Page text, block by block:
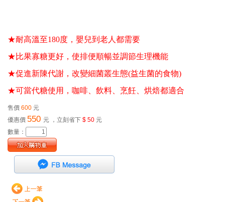
★耐高溫至180度，嬰兒到老人都需要
★比果寡糖更好，使排便順暢並調節生理機能
★促進新陳代謝，改變細菌叢生態(益生菌的食物)
★可當代糖使用，咖啡、飲料、烹飪、烘焙都適合
售價 600 元
優惠價 550 元 ，立刻省下 $ 50 元
數量：